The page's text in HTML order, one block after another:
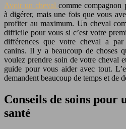
Avoir un chevalcomme compagnon
à digérer, mais une fois que vous
profiter au maximum. Un cheval
difficile pour vous si c’est votre
différences que votre cheval a
canins. Il y a beaucoup de choses
voulez prendre soin de votre cheval
guide pour vous aider avec tout.
demandent beaucoup de temps et de
Conseils de soins pour
santé